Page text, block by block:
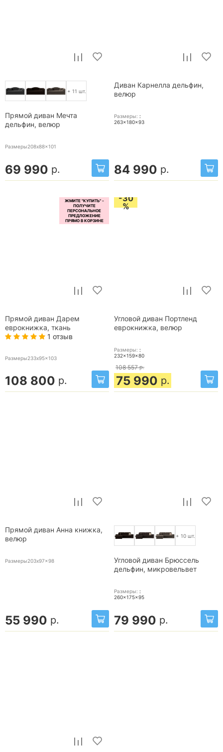
+ 11 шт.
Прямой диван Мечта
дельфин, велюр
Размеры208x88x101
69 990 р.
Диван Карнелла дельфин,
велюр
Размеры: :
263x180x93
84 990 р.
Прямой диван Дарем
еврокнижка, ткань
1 отзыв
Размеры233x95x103
108 800 р.
-30
%
Угловой диван Портленд
еврокнижка, велюр
Размеры: :
232x159x80
108 557 р.
75 990 р.
Прямой диван Анна книжка,
велюр
Размеры203x97x98
55 990 р.
+ 10 шт.
Угловой диван Брюссель
дельфин, микровельвет
Размеры: :
260x175x95
79 990 р.